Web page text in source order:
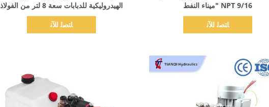
الهيدروليكية للدبابات سعة 8 لتر من الفولاذ
المقاوم للانفجار لأسطوانات مزدوجة الفعل
ﺎﺘﺼﻟ ﺍﻶﻧ
NPT 9/16 "ميناء النفط
ﺎﺘﺼﻟ ﺍﻶﻧ